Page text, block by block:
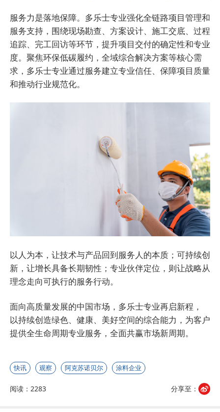
服务力是落地保障。多乐士专业强化全链路项目管理和
服务支持，围绕现场勘查、方案设计、施工交底、过程
追踪、完工回访等环节，提升项目交付的确定性和专业
度。聚焦环保低碳履约，全域综合解决方案等核心需
求，多乐士专业通过服务建立专业信任、保障项目质量
和推动行业规范化。
以人为本，让技术与产品回到服务人的本质；可持续创
新，让增长具备长期韧性；专业伙伴定位，则让战略从
理念走向可执行的服务行动。
面向高质量发展的中国市场，多乐士专业再启新程，
以持续创造绿色、健康、美好空间的综合能力，为客户
提供全生命周期专业服务，全面共赢市场新周期。
快讯 观察 阿克苏诺贝尔 涂料企业
阅读：2283 分享至：